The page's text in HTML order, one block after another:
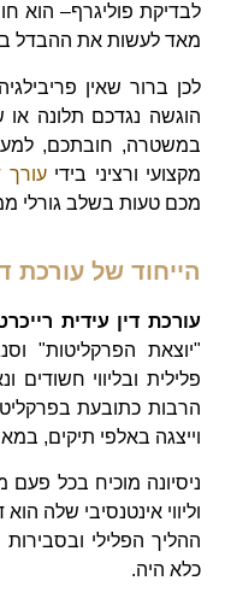
לבדיקת פוליגרף– הוא
מאד לעשות את ההבדל
לכן ברור שאין
הוגשה נגדכם תלונה
במשטרה, חובתכם,
מקצועי ורציני בידיעורך
מכם טעות בשלב גורלי
הייחוד של עורכת
עורכת דין עידית
"יוצאת הפרקליטות"
פלילית ובליווי
הרבות כתובעת
וייצגה באלפי תיקים,
ניסיונה מוכיח בכל
וליווי אינטנסיבי שלה
ההליך הפלילי
כלא היה.